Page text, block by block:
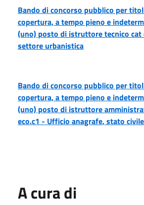
Bando di concorso pubblico per
copertura, a tempo pieno e
(uno) posto di istruttore tecnico cat
settore urbanistica
Bando di concorso pubblico per
copertura, a tempo pieno e
(uno) posto di istruttore
eco.c1 - Ufficio anagrafe, stato
A cura di